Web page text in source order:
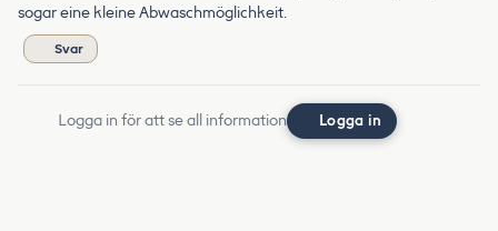
sogar eine kleine Abwaschmöglichkeit.
Svar
Logga in för att se all information Logga in